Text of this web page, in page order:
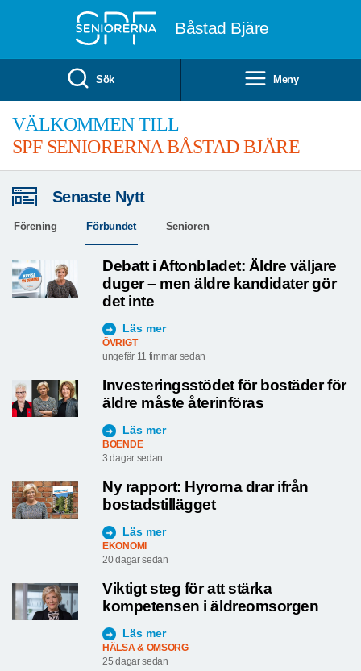
Båstad Bjäre
Sök Meny
VÄLKOMMEN TILL
SPF SENIORERNA BÅSTAD BJÄRE
Senaste Nytt
Förening Förbundet Senioren
Debatt i Aftonbladet: Äldre väljare
duger – men äldre kandidater gör
det inte
Läs mer
ÖVRIGT
ungefär 11 timmar sedan
Investeringsstödet för bostäder för
äldre måste återinföras
Läs mer
BOENDE
3 dagar sedan
Ny rapport: Hyrorna drar ifrån
bostadstillägget
Läs mer
EKONOMI
20 dagar sedan
Viktigt steg för att stärka
kompetensen i äldreomsorgen
Läs mer
HÄLSA & OMSORG
25 dagar sedan